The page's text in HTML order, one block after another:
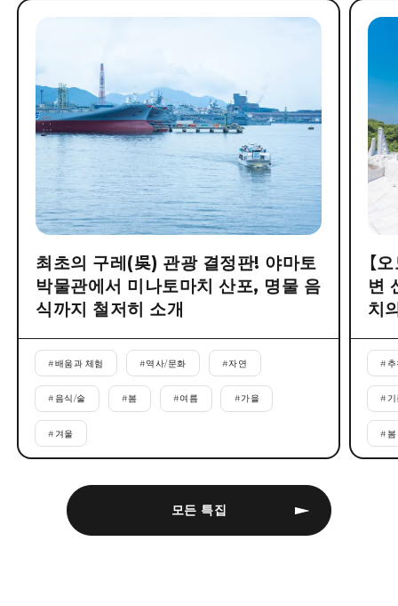
모든 특집
최초의 구레(吳) 관광 결정판! 야마토
박물관에서 미나토마치 산포, 명물 음
식까지 철저히 소개
#배움과 체험 #역사/문화 #자연
#음식/술 #봄 #여름 #가을
# 겨울
【
변
치
#
#
#봄